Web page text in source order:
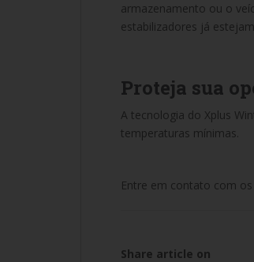
armazenamento ou o
estabilizadores já
Proteja sua
A tecnologia do Xplus
temperaturas mínimas.
Entre em contato com
Share article on